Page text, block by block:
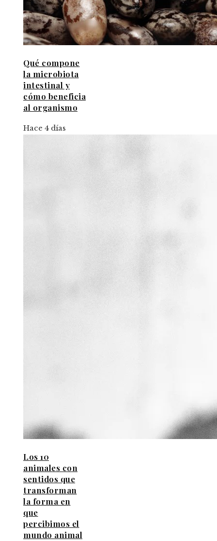
Qué compone
la microbiota
intestinal y
cómo beneficia
al organismo
Hace 4 días
Los 10
animales con
sentidos que
transforman
la forma en
que
percibimos el
mundo animal